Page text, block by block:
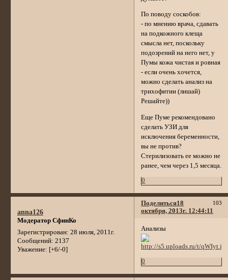
По поводу соскобов:
- по мнению врача, сдавать
на подкожного клеща
смысла нет, поскольку
подозрений на него нет, у
Пумы кожа чистая и ровная
- если очень хочется,
можно сделать анализ на
трихофитии (лишай)
Решайте))
Еще Пуме рекомендовано
сделать УЗИ для
исключения беременности,
вы не против?
Стерилизовать ее можно не
ранее, чем через 1,5 месяца.
0
Поделиться 103
18
октября, 2013г. 12:44:11
anna126
Модератор СфинКо
Зарегистрирован: 28 июля, 2011г.
Сообщений: 2137
Уважение: [+6/-0]
Анализы
0